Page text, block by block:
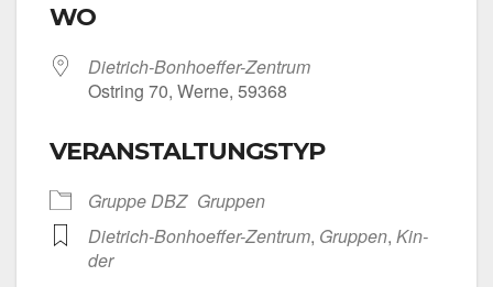
WO
Dietrich-Bonhoeffer-Zentrum
Ost­ring 70, Wer­ne, 59368
VERANSTALTUNGSTYP
Grup­pe DBZ Grup­pen
Dietrich-Bonhoeffer-Zentrum, Grup­pen, Kin­
der